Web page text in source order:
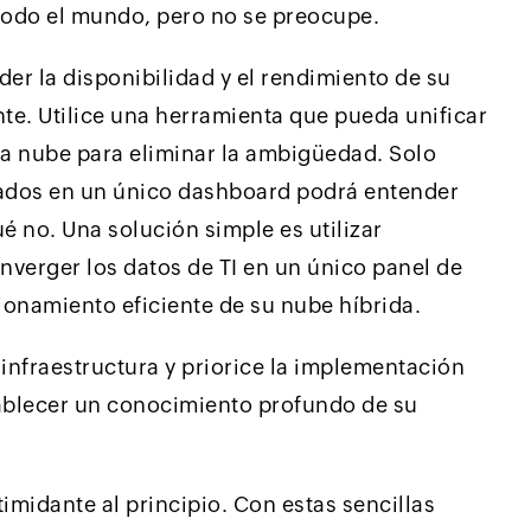
el mundo, pero no se preocupe.
la disponibilidad y el rendimiento de su
Utilice una herramienta que pueda unificar
nube para eliminar la ambigüedad. Solo
en un único dashboard podrá entender
no. Una solución simple es utilizar
los datos de TI en un único panel de
eficiente de su nube híbrida.
y priorice la implementación
un conocimiento profundo de su
al principio. Con estas sencillas